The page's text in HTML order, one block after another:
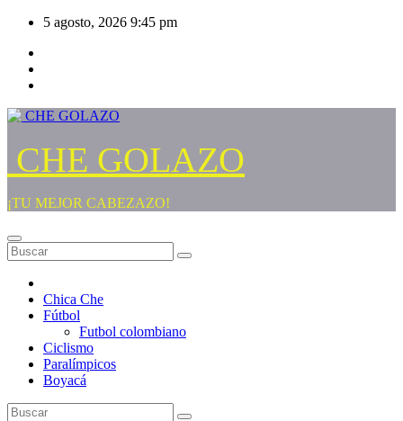
Saltar
contenido
5 agosto, 2026 9:45 pm
CHE GOLAZO
¡TU MEJOR CABEZAZO!
Chica Che
Fútbol
Futbol colombiano
Ciclismo
Paralímpicos
Boyacá